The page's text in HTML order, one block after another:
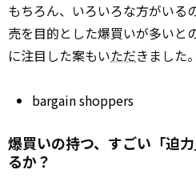
もちろん、いろいろな方がいる
売を目的とした爆買いが多いと
に注目した案もいただきました。
bargain shoppers
爆買いの持つ、すごい「迫
るか？